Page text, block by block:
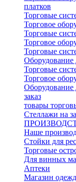
платков
Торговые
Торговое
Торговые
Торговое
Торговые
Оборудование
Торговые
Торговое
Оборудование
заказ
товары
Стеллажи на
Наше
Стойки для
Торговые
Для винных
Аптеки
Магазин